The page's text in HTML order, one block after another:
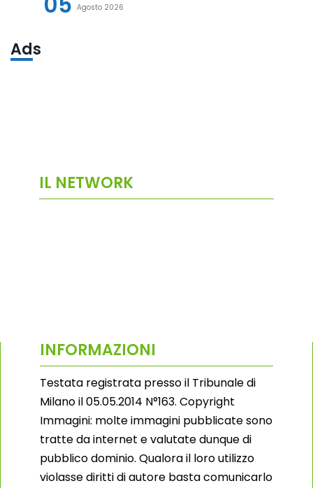
Agosto 2026
Ads
IL NETWORK
INFORMAZIONI
Testata registrata presso il Tribunale di
Milano il 05.05.2014 N°163. Copyright
Immagini: molte immagini pubblicate sono
tratte da internet e valutate dunque di
pubblico dominio. Qualora il loro utilizzo
violasse diritti di autore basta comunicarlo